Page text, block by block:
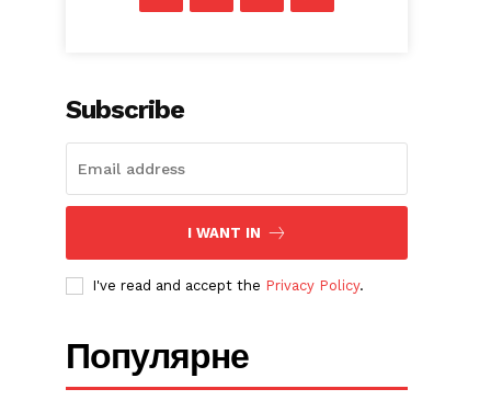
Subscribe
I WANT IN
I've read and accept the Privacy Policy.
Популярне